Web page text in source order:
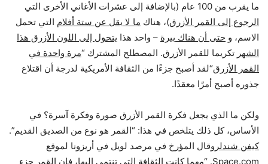
ما يقرب من 100 عام (بالإضافة إلى عشرات الأغاني الأخرى التي
الرجوع إلى القمر الأزرق)، هناك ما لا يقل عن ستة أفلام التي تحمل
الاسم، و حتى أن هناك بيرة – واحد هذا يتحول إلى اللون الأزرق هذا
الشهر تكريما للقمر الأزرق. المصطلح المشترك “مرة واحدة في
القمر الأزرق“لقد أصبح جزءًا من الثقافة الأمريكية لدرجة أن اقتلاع
جذوره أصبح أمرًا معقدًا.
ولكن ما الذي يجعل فكرة القمر الأزرق صورة وفكرة آسرة؟ في
الأساس، كل ذلك يتلخص في هذا: “القمر هو نوع من الصديق القديم”.
كيفن شندلر وقال المؤرخ في مرصد لويل في أريزونا لموقع
Space.com. “مهما كانت الثقافة التي تنتمي إليها، فإن القمر جزء